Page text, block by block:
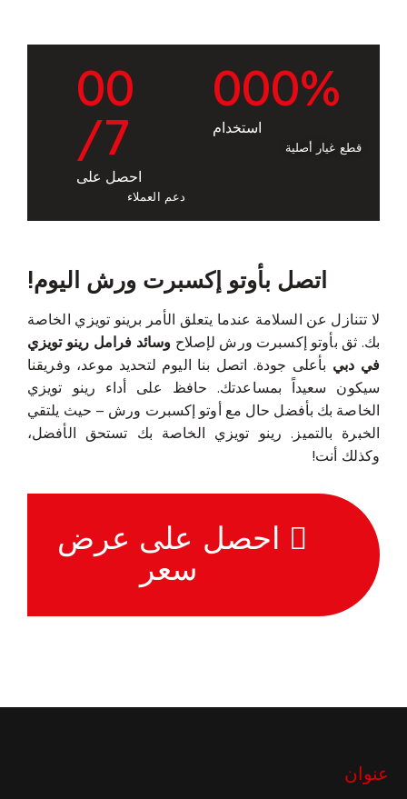
000%
استخدام
قطع غيار أصلية
00
/7
احصل على
دعم العملاء
اتصل بأوتو إكسبرت ورش اليوم!
لا تتنازل عن السلامة عندما يتعلق الأمر برينو تويزي الخاصة
بك. ثق بأوتو إكسبرت ورش لإصلاح وسائد فرامل رينو تويزي
في دبي بأعلى جودة. اتصل بنا اليوم لتحديد موعد، وفريقنا
سيكون سعيداً بمساعدتك. حافظ على أداء رينو تويزي
الخاصة بك بأفضل حال مع أوتو إكسبرت ورش – حيث يلتقي
الخبرة بالتميز. رينو تويزي الخاصة بك تستحق الأفضل،
وكذلك أنت!
احصل على عرض
سعر
عنوان